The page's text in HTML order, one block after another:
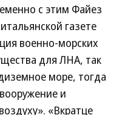
с этим Файез
газете
военно-морских
для ЛНА, так
море, тогда
и
«Вкратце